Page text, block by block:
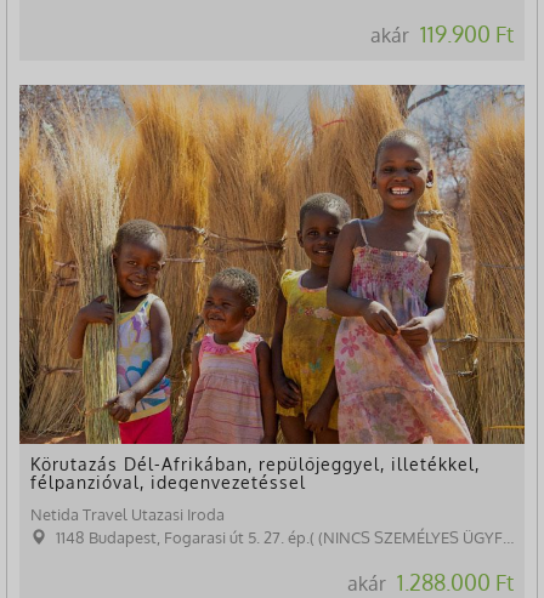
akár 119.900 Ft
Körutazás Dél-Afrikában, repülőjeggyel, illetékkel,
félpanzióval, idegenvezetéssel
Netida Travel Utazasi Iroda
1148 Budapest, Fogarasi út 5. 27. ép.( (NINCS SZEMÉLYES ÜGYFÉLFOGADÁS)
akár 1.288.000 Ft